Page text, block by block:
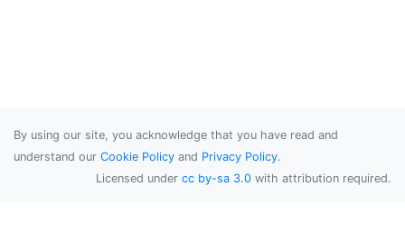
By using our site, you acknowledge that you have read and
understand our Cookie Policy and Privacy Policy.
Licensed under cc by-sa 3.0 with attribution required.